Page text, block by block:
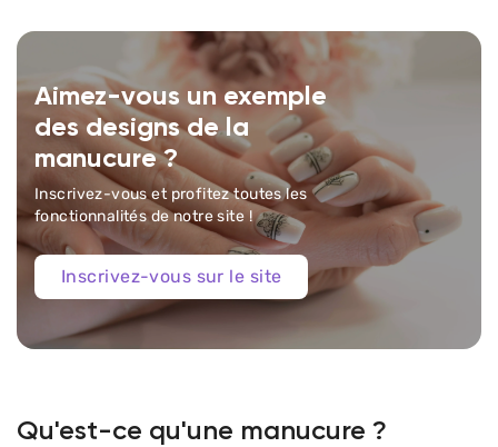
Aimez-vous un exemple
des designs de la
manucure ?
Inscrivez-vous et profitez toutes les
fonctionnalités de notre site !
Inscrivez-vous sur le site
Qu'est-ce qu'une manucure ?